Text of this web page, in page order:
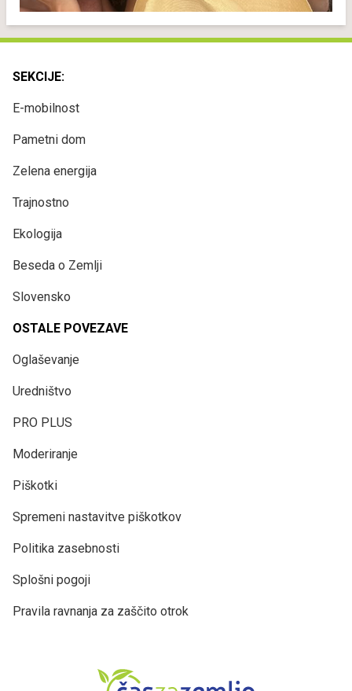
SEKCIJE:
E-mobilnost
Pametni dom
Zelena energija
Trajnostno
Ekologija
Beseda o Zemlji
Slovensko
OSTALE POVEZAVE
Oglaševanje
Uredništvo
PRO PLUS
Moderiranje
Piškotki
Spremeni nastavitve piškotkov
Politika zasebnosti
Splošni pogoji
Pravila ravnanja za zaščito otrok